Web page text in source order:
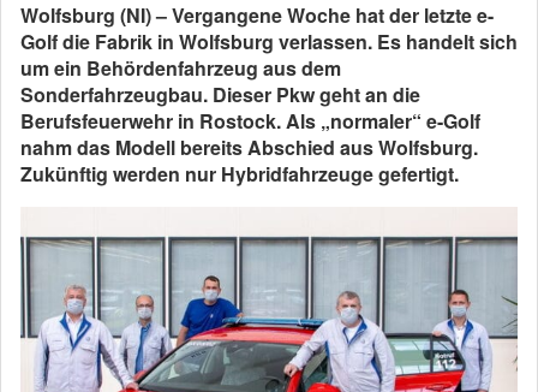
Wolfsburg (NI) – Vergangene Woche hat der letztee-
Golf die Fabrik in Wolfsburg verlassen. Es handelt sich
um ein Behördenfahrzeug aus dem
Sonderfahrzeugbau. Dieser Pkw geht an die
Berufsfeuerwehr in Rostock. Als „normaler“ e-Golf
nahm das Modell bereits Abschied aus Wolfsburg.
Zukünftig werden nur Hybridfahrzeuge gefertigt.